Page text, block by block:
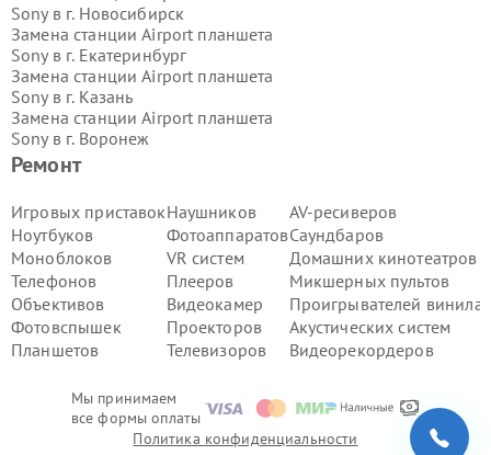
Мы принимаем
все формы оплаты
Ремонт
Игровых приставок
Ноутбуков
Моноблоков
Телефонов
Объективов
Фотовспышек
Планшетов
Наушников
Фотоаппаратов
VR систем
Плееров
Видеокамер
Проекторов
Телевизоров
AV-ресиверов
Саундбаров
Домашних кинотеатров
Микшерных пультов
Проигрывателей винила
Акустических систем
Видеорекордеров
Sony в г. Новосибирск
Замена станции Airport планшета
Sony в г. Екатеринбург
Замена станции Airport планшета
Sony в г. Казань
Замена станции Airport планшета
Sony в г. Воронеж
Замена станции Airport планшета
Sony в г.Волгоград
Sony в г.Самара
Замена станции Airport планшета
Sony в г.Пермь
Замена станции Airport планшета
Sony в г.Красноярск
Замена станции Airport планшета
Sony в г.Ижевск
Замена станции Airport планшета
Sony в г. Челябинск
Замена станции Airport планшета
Sony в г.Тюмень
Замена станции Airport планшета
Политика конфиденциальности